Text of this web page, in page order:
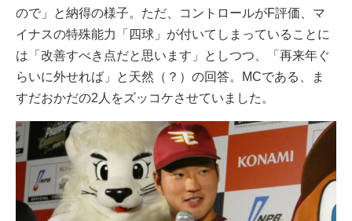
ので」と納得の様子。ただ、コントロールがF評価、マ
イナスの特殊能力「四球」が付いてしまっていることに
は「改善すべき点だと思います」としつつ、「再来年ぐ
らいに外せれば」と天然（？）の回答。MCである、ま
すだおかだの2人をズッコケさせていました。